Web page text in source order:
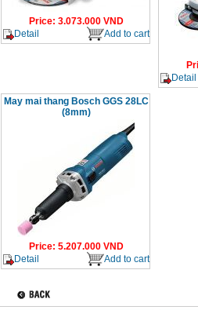
Price: 3.073.000 VND
Detail
Add to cart
Detail
May mai thang Bosch GGS 28LC
(8mm)
Price: 5.207.000 VND
Detail
Add to cart